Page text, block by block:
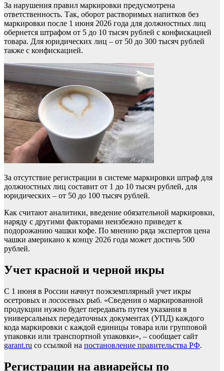
За нарушения правил маркировки предусмотрена
ответственность. Так, оборот растворимых напитков без
маркировки после 1 июня 2026 года для должностных лиц
обернется штрафом от 5 до 10 тысяч рублей с конфискацией
товара. Для юридических лиц – от 50 до 300 тысяч рублей
также с конфискацией.
За отсутствие регистрации в системе маркировки штраф для
должностных лиц составит от 1 до 10 тысяч рублей, для
юридических – от 50 до 100 тысяч рублей.
Как считают аналитики, введение обязательной маркировки,
наряду с другими факторами неизбежно приведет к
подорожанию чашки кофе. По мнению ряда экспертов цена
чашки американо к концу 2026 года может достичь 500
рублей.
Учет красной и черной икры
С 1 июня в России начнут поэкземплярный учет икры
осетровых и лососевых рыб. «Сведения о маркированной
продукции нужно будет передавать путем указания в
универсальных передаточных документах (УПД) каждого
кода маркировки с каждой единицы товара или групповой
упаковки или транспортной упаковки», – сообщает сайт
garant.ru со ссылкой на постановление правительства РФ.
Регистрации на авиарейсы по